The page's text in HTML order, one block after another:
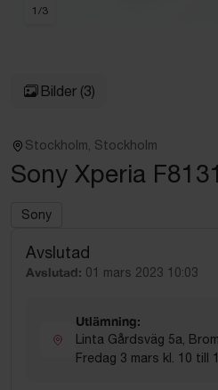
1 /3
Bilder (3)
Stockholm, Stockholm
Sony Xperia
Sony
Avslutad
Avslutad: 01 mars 2023 10:03
Utlämning:
Linta Gårdsväg 5a,
Fredag 3 mars kl. 10 till